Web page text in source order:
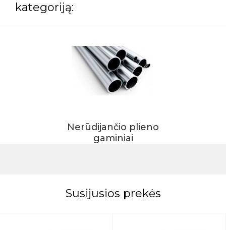
kategoriją:
Nerūdijančio plieno
gaminiai
Susijusios prekės